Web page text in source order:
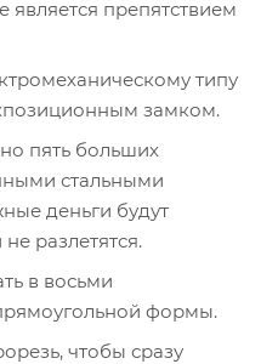
является препятствием
типу
замком.
пять больших
стальными
деньги будут
разлетятся.
в восьми
формы.
чтобы сразу